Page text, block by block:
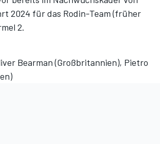
2024 für das Rodin-Team (früher
2.
Bearman (Großbritannien), Pietro